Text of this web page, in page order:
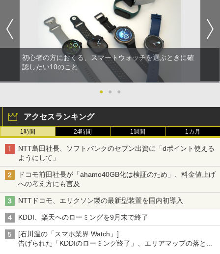
初心者の方におくる、スマートウォッチを選ぶときに確
認したい10のこと
● ● ●
アクセスランキング
1時間 24時間 1週間 1カ月
NTT島田社長、ソフトバンクのセブン出資に「dポイント使える
ようにして」
ドコモ前田社長が「ahamo40GB化は検証のため」、料金値上げ
への考え方にも言及
NTTドコモ、エリクソン製の最新型装置を国内初導入
KDDI、楽天へのローミングを9月末で終了
[石川温の「スマホ業界 Watch」]
告げられた「KDDIのローミング終了」、エリアマップの落とし